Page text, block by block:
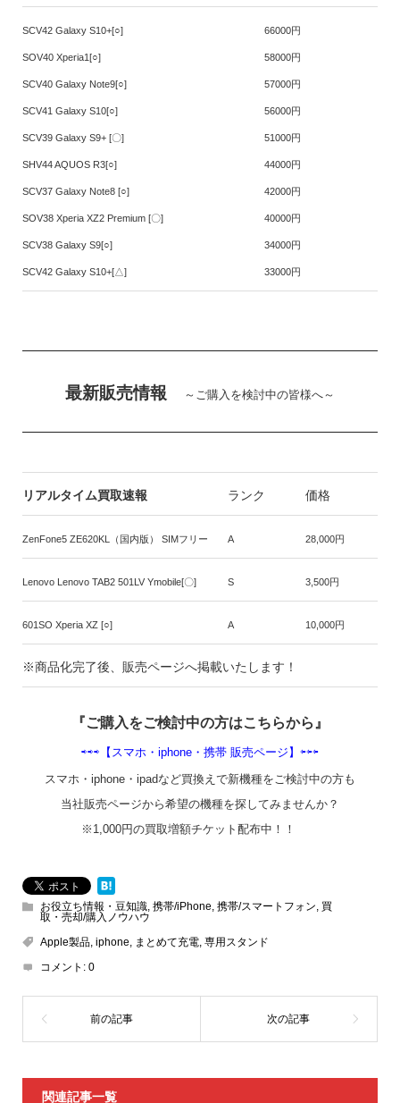
SCV42 Galaxy S10+[○]
SOV40 Xperia1[○]
SCV40 Galaxy Note9[○]
SCV41 Galaxy S10[○]
SCV39 Galaxy S9+ [〇]
SHV44 AQUOS R3[○]
SCV37 Galaxy Note8 [○]
SOV38 Xperia XZ2 Premium [〇]
SCV38 Galaxy S9[○]
SCV42 Galaxy S10+[△]
66000円
58000円
57000円
56000円
51000円
44000円
42000円
40000円
34000円
33000円
最新販売情報 ～ご購入を検討中の皆様へ～
リアルタイム買取速報 ランク 価格
ZenFone5 ZE620KL（国内版） SIMフリー A 28,000円
Lenovo Lenovo TAB2 501LV Ymobile[〇] S 3,500円
601SO Xperia XZ [○] A 10,000円
※商品化完了後、販売ページへ掲載いたします！
『ご購入をご検討中の方はこちらから』
⇨⇨⇨【スマホ・iphone・携帯 販売ページ】⇦⇦⇦
スマホ・iphone・ipadなど買換えで新機種をご検討中の方も
当社販売ページから希望の機種を探してみませんか？
※1,000円の買取増額チケット配布中！！
お役立ち情報・豆知識, 携帯/iPhone, 携帯/スマートフォン, 買
取・売却/購入ノウハウ
Apple製品, iphone, まとめて充電, 専用スタンド
コメント: 0
関連記事一覧